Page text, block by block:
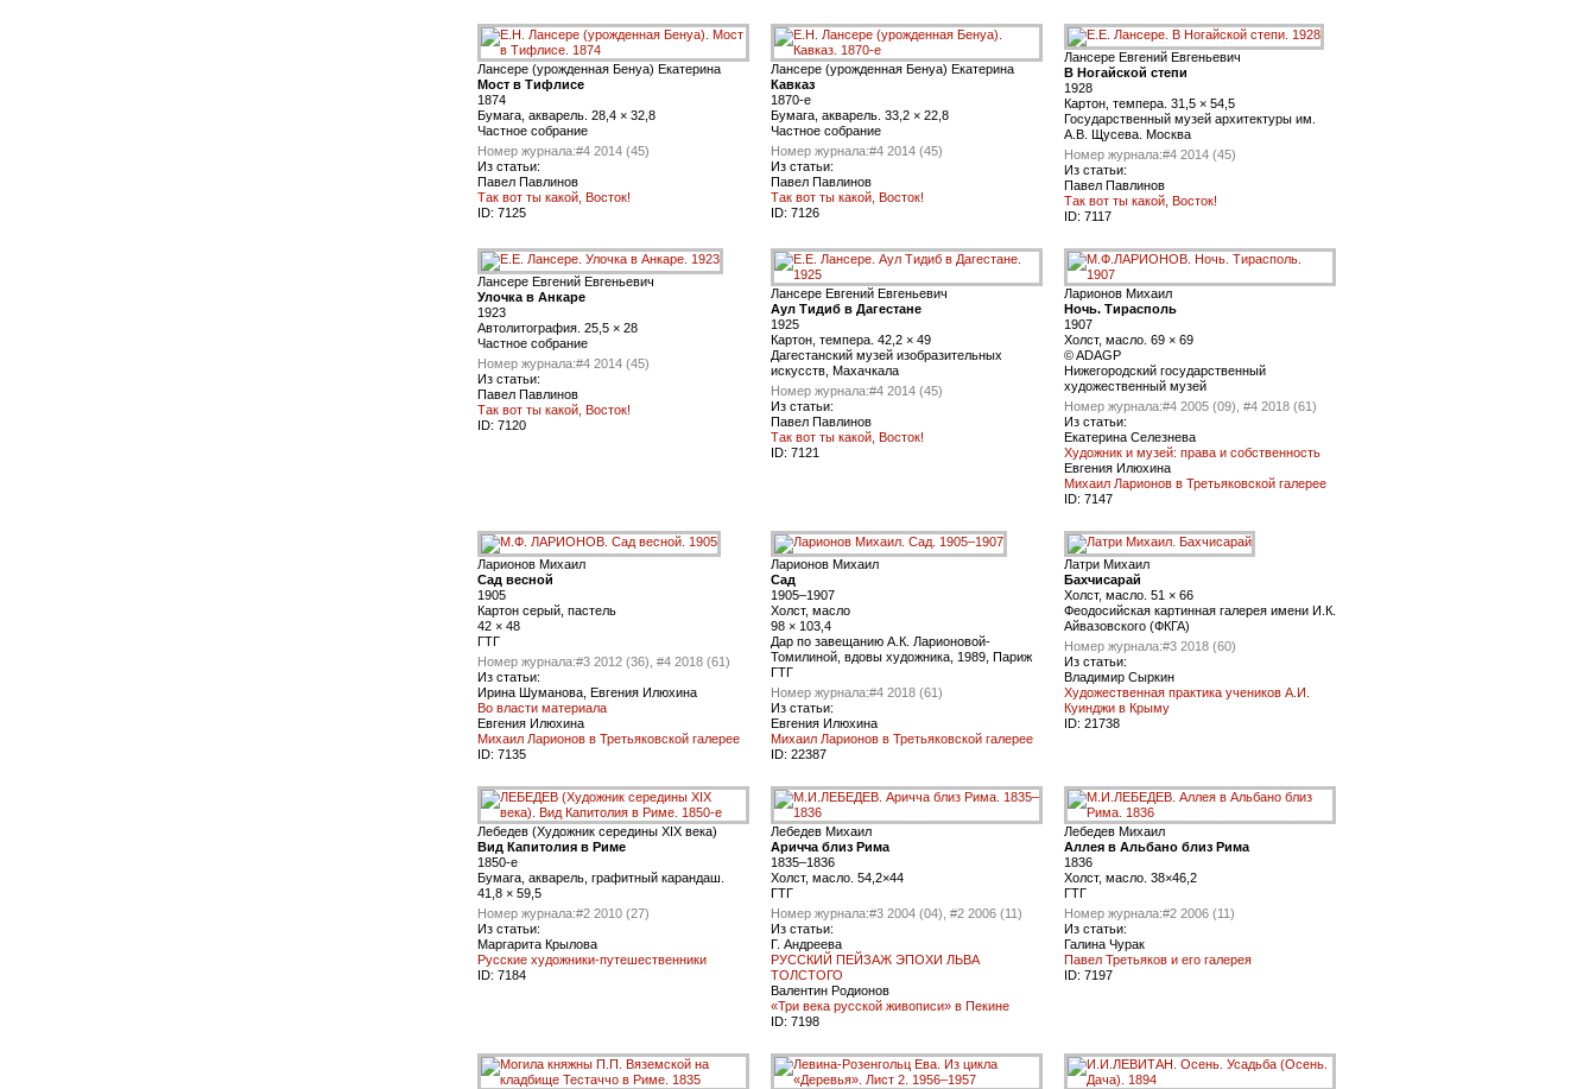
Лансере (урожденная Бенуа) Екатерина
Мост в Тифлисе
1874
Бумага, акварель. 28,4 × 32,8
Частное собрание
Номер журнала:#4 2014 (45)
Из статьи:
Павел Павлинов
Так вот ты какой, Восток!
ID: 7125
Лансере (урожденная Бенуа) Екатерина
Кавказ
1870-е
Бумага, акварель. 33,2 × 22,8
Частное собрание
Номер журнала:#4 2014 (45)
Из статьи:
Павел Павлинов
Так вот ты какой, Восток!
ID: 7126
Лансере Евгений Евгеньевич
В Ногайской степи
1928
Картон, темпера. 31,5 × 54,5
Государственный музей архитектуры им.
А.В. Щусева. Москва
Номер журнала:#4 2014 (45)
Из статьи:
Павел Павлинов
Так вот ты какой, Восток!
ID: 7117
Лансере Евгений Евгеньевич
Улочка в Анкаре
1923
Автолитография. 25,5 × 28
Частное собрание
Номер журнала:#4 2014 (45)
Из статьи:
Павел Павлинов
Так вот ты какой, Восток!
ID: 7120
Лансере Евгений Евгеньевич
Аул Тидиб в Дагестане
1925
Картон, темпера. 42,2 × 49
Дагестанский музей изобразительных
искусств, Махачкала
Номер журнала:#4 2014 (45)
Из статьи:
Павел Павлинов
Так вот ты какой, Восток!
ID: 7121
Ларионов Михаил
Ночь. Тирасполь
1907
Холст, масло. 69 × 69
© ADAGP
Нижегородский государственный
художественный музей
Номер журнала:#4 2005 (09), #4 2018 (61)
Из статьи:
Екатерина Селезнева
Художник и музей: права и собственность
Евгения Илюхина
Михаил Ларионов в Третьяковской галерее
ID: 7147
Ларионов Михаил
Сад весной
1905
Картон серый, пастель
42 × 48
ГТГ
Номер журнала:#3 2012 (36), #4 2018 (61)
Из статьи:
Ирина Шуманова, Евгения Илюхина
Во власти материала
Евгения Илюхина
Михаил Ларионов в Третьяковской галерее
ID: 7135
Ларионов Михаил
Сад
1905–1907
Холст, масло
98 × 103,4
Дар по завещанию А.К. Ларионовой-
Томилиной, вдовы художника, 1989, Париж
ГТГ
Номер журнала:#4 2018 (61)
Из статьи:
Евгения Илюхина
Михаил Ларионов в Третьяковской галерее
ID: 22387
Латри Михаил
Бахчисарай
Холст, масло. 51 × 66
Феодосийская картинная галерея имени И.К.
Айвазовского (ФКГА)
Номер журнала:#3 2018 (60)
Из статьи:
Владимир Сыркин
Художественная практика учеников А.И.
Куинджи в Крыму
ID: 21738
Лебедев (Художник середины XIX века)
Вид Капитолия в Риме
1850-е
Бумага, акварель, графитный карандаш.
41,8 × 59,5
Номер журнала:#2 2010 (27)
Из статьи:
Маргарита Крылова
Русские художники-путешественники
ID: 7184
Лебедев Михаил
Аричча близ Рима
1835–1836
Холст, масло. 54,2×44
ГТГ
Номер журнала:#3 2004 (04), #2 2006 (11)
Из статьи:
Г. Андреева
РУССКИЙ ПЕЙЗАЖ ЭПОХИ ЛЬВА
ТОЛСТОГО
Валентин Родионов
«Три века русской живописи» в Пекине
ID: 7198
Лебедев Михаил
Аллея в Альбано близ Рима
1836
Холст, масло. 38×46,2
ГТГ
Номер журнала:#2 2006 (11)
Из статьи:
Галина Чурак
Павел Третьяков и его галерея
ID: 7197